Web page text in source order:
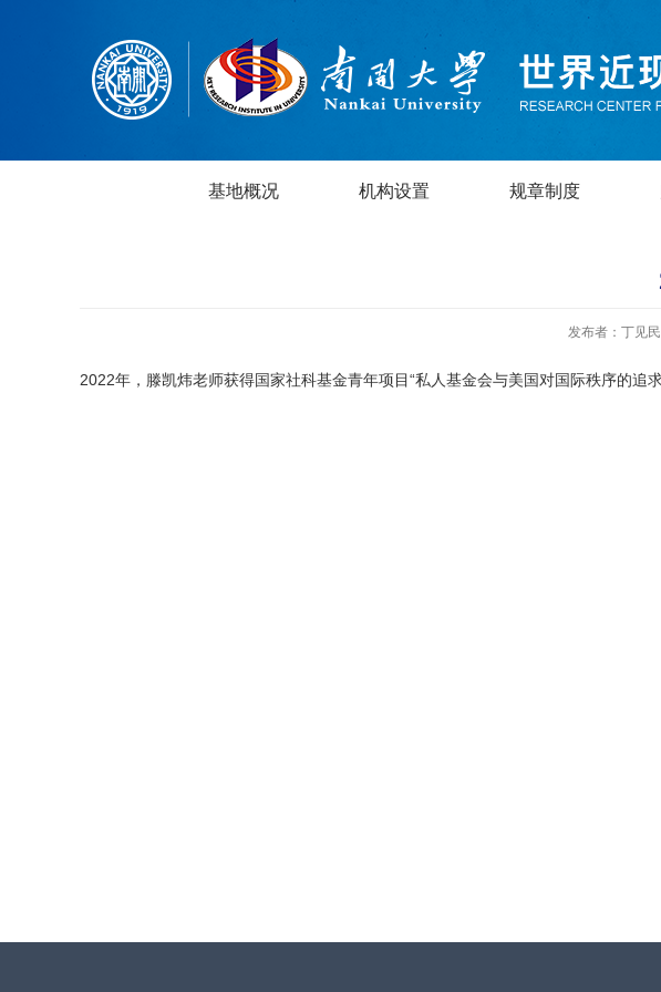
基地概况 机构设置 规章制度
发布者：丁见民
2022年，滕凯炜老师获得国家社科基金青年项目“私人基金会与美国对国际秩序的追